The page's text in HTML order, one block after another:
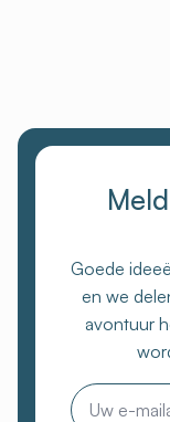
Goede
en we
avontuur
E-
mail